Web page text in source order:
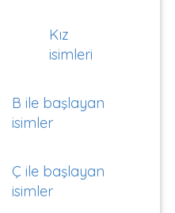
Kız
isimleri
B ile başlayan
isimler
Ç ile başlayan
isimler